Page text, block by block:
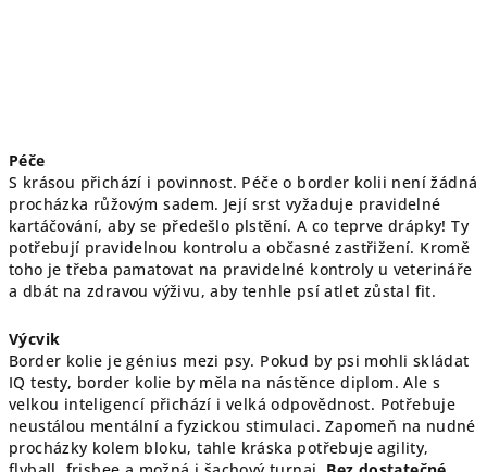
Péče
S krásou přichází i povinnost. Péče o border kolii není žádná
procházka růžovým sadem. Její srst vyžaduje pravidelné
kartáčování, aby se předešlo plstění. A co teprve drápky! Ty
potřebují pravidelnou kontrolu a občasné zastřižení. Kromě
toho je třeba pamatovat na pravidelné kontroly u veterináře
a dbát na zdravou výživu, aby tenhle psí atlet zůstal fit.
Výcvik
Border kolie je génius mezi psy. Pokud by psi mohli skládat
IQ testy, border kolie by měla na nástěnce diplom. Ale s
velkou inteligencí přichází i velká odpovědnost. Potřebuje
neustálou mentální a fyzickou stimulaci. Zapomeň na nudné
procházky kolem bloku, tahle kráska potřebuje agility,